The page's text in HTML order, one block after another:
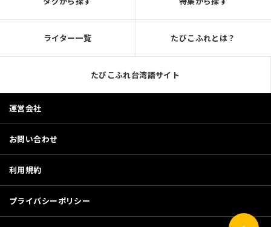
ライター一覧 たびこふれとは？
たびこふれ台湾語サイト
運営会社
お問い合わせ
利用規約
プライバシーポリシー